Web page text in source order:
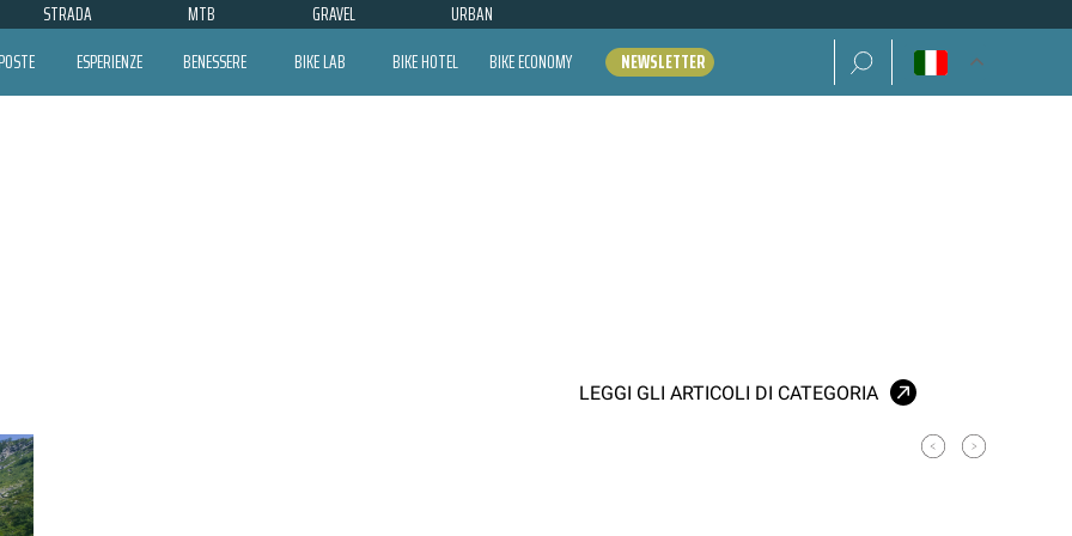
STRADA MTB GRAVEL URBAN
ESPERIENZE BENESSERE BIKE LAB BIKE HOTEL BIKE ECONOMY NEWSLETTER Ricerca per:
LEGGI GLI ARTICOLI DI CATEGORIA